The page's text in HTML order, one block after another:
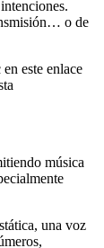
o de
este enlace
música
una voz